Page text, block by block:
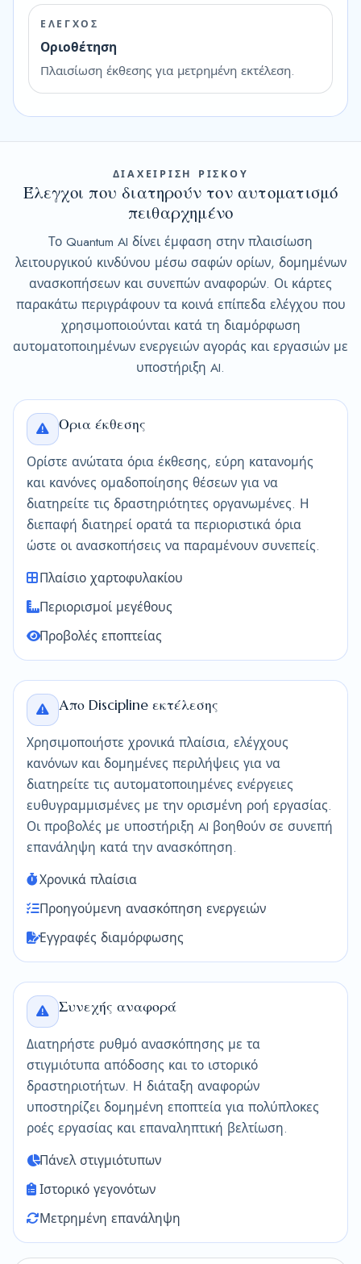
ΕΛΕΓΧΟΣ
Οριοθέτηση
Πλαισίωση έκθεσης για μετρημένη εκτέλεση.
ΔΙΑΧΕΙΡΙΣΗ ΡΙΣΚΟΥ
Έλεγχοι που διατηρούν τον αυτοματισμό
πειθαρχημένο
Το Quantum AI δίνει έμφαση στην πλαισίωση
λειτουργικού κινδύνου μέσω σαφών ορίων, δομημένων
ανασκοπήσεων και συνεπών αναφορών. Οι κάρτες
παρακάτω περιγράφουν τα κοινά επίπεδα ελέγχου που
χρησιμοποιούνται κατά τη διαμόρφωση
αυτοματοποιημένων ενεργειών αγοράς και εργασιών με
υποστήριξη AI.
Ορια έκθεσης
Ορίστε ανώτατα όρια έκθεσης, εύρη κατανομής
και κανόνες ομαδοποίησης θέσεων για να
διατηρείτε τις δραστηριότητες οργανωμένες. Η
διεπαφή διατηρεί ορατά τα περιοριστικά όρια
ώστε οι ανασκοπήσεις να παραμένουν συνεπείς.
Πλαίσιο χαρτοφυλακίου
Περιορισμοί μεγέθους
Προβολές εποπτείας
Απο Discipline εκτέλεσης
Χρησιμοποιήστε χρονικά πλαίσια, ελέγχους
κανόνων και δομημένες περιλήψεις για να
διατηρείτε τις αυτοματοποιημένες ενέργειες
ευθυγραμμισμένες με την ορισμένη ροή εργασίας.
Οι προβολές με υποστήριξη AI βοηθούν σε συνεπή
επανάληψη κατά την ανασκόπηση.
Χρονικά πλαίσια
Προηγούμενη ανασκόπηση ενεργειών
Εγγραφές διαμόρφωσης
Συνεχής αναφορά
Διατηρήστε ρυθμό ανασκόπησης με τα
στιγμιότυπα απόδοσης και το ιστορικό
δραστηριοτήτων. Η διάταξη αναφορών
υποστηρίζει δομημένη εποπτεία για πολύπλοκες
ροές εργασίας και επαναληπτική βελτίωση.
Πάνελ στιγμιότυπων
Ιστορικό γεγονότων
Μετρημένη επανάληψη